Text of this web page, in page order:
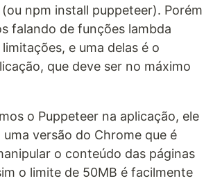
(ou npm install puppeteer). Porém
falando de funções lambda
e uma delas é o
que deve ser no máximo
o Puppeteer na aplicação, ele
versão do Chrome que é
o conteúdo das páginas
o limite de 50MB é facilmente